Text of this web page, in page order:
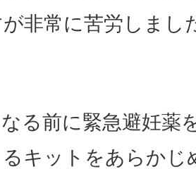
非常に苦労しまし
る前に緊急避妊薬
キットをあらかじ